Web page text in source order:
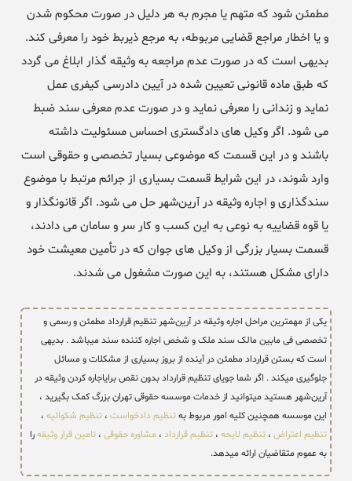
مطمئن شود که متهم یا مجرم به هر دلیل در صورت محکوم شدن
و یا اخطار مراجع قضایی مربوطه، به مرجع ذیربط خود را معرفی کند.
بدیهی است که در صورت عدم مراجعه به وثیقه گذار ابلاغ می گردد
که طبق ماده قانونی تعیین شده در آیین دادرسی کیفری عمل
نماید و زندانی را معرفی نماید و در صورت عدم معرفی سند ضبط
می شود. اگر وکیل های دادگستری احساس مسئولیت داشته
باشند و در این قسمت که موضوعی بسیار تخصصی و حقوقی است
وارد شوند، در این شرایط قسمت بسیاری از جرائم مرتبط با موضوع
سندگذاری و اجاره وثیقه در آرین‌شهر حل می شود. اگر قانونگذار و
یا قوه قضاییه به نوعی به این کسب و کار سر و سامان می دادند،
قسمت بسیار بزرگی از وکیل های جوان که در تأمین معیشت خود
دارای مشکل هستند، به این صورت مشغول می شدند.
یکی از مهمترین مراحل اجاره وثیقه در آرین‌شهر تنظیم قرارداد مطمئن و رسمی و
تخصصی فی مابین مالک سند ملک و شخص اجاره کننده سند میباشد . بدیهی
است که بستن قرارداد مطمئن در آینده از بروز بسیاری از مشکلات و مسائل
جلوگیری میکند . اگر شما جویای تنظیم قرارداد بدون نقص برایاجاره کردن وثیقه در
آرین‌شهر هستید میتوانید از خدمات موسسه حقوقی تهران بزرگ کمک بگیرید ،
این موسسه همچنین کلیه امور مربوط بهتنظیم دادخواست ، تنظیم شکوائیه ،
تنظیم اعتراض ، تنظیم لایحه ، تنظیم قرارداد ، مشاوره حقوقی ، تامین قرار وثیقهرا
به عموم متقاضیان ارائه میدهد.